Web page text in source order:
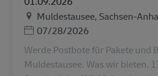
Местоположение
Muldestausee, Sachsen-
Дата публикации
07/28/2026
Werde Postbote für Pakete und
Muldestausee. Was wir bieten.